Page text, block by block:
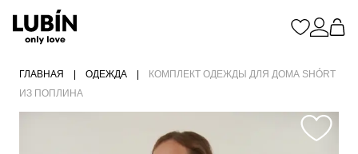
ГЛАВНАЯ ОДЕЖДА
КОМПЛЕКТ ОДЕЖДЫ ДЛЯ ДОМА SHÓRT
ИЗ ПОПЛИНА